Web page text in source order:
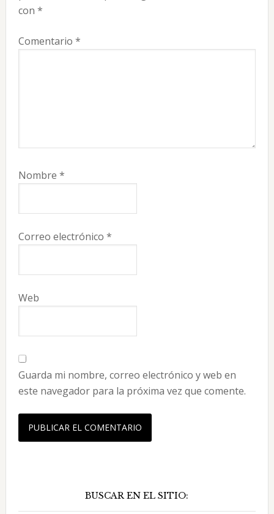
lectores
con *
Comentario *
Nombre *
Correo electrónico *
Web
Guarda mi nombre, correo electrónico y web en
este navegador para la próxima vez que comente.
BUSCAR EN EL SITIO: